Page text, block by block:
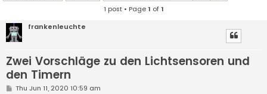
1 post • Page1 of1
frankenleuchte
Zwei Vorschläge zu den Lichtsensoren und
den Timern
PThu Jun 11, 2020 10:59 am